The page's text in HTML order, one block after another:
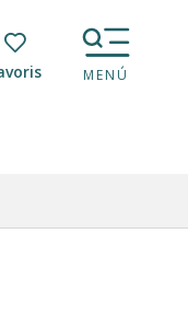
Voir les favoris
MENÚ